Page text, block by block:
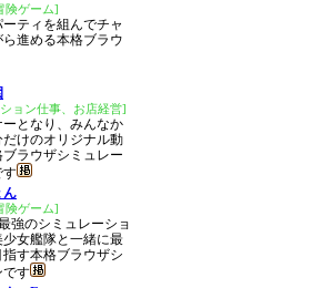
険ゲーム]
ティを組んでチャ
進める本格ブラウ
ョン仕事、お店経営]
となり、みんなか
だけのオリジナル動
ラウザシミュレー
す
ん
険ゲーム]
強のシミュレーショ
女艦隊と一緒に最
す本格ブラウザシ
です